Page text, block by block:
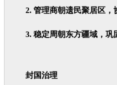
2. 管理商朝遗民聚居区，
3. 稳定周朝东方疆域，巩
封国治理